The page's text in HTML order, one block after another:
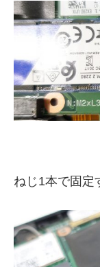
ねじ1本で固定